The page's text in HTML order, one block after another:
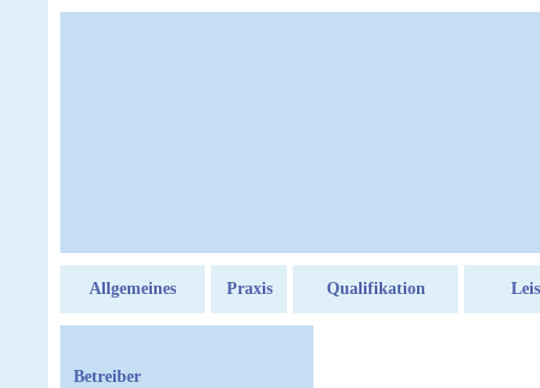
Allgemeines Praxis Qualifikation
Betreiber